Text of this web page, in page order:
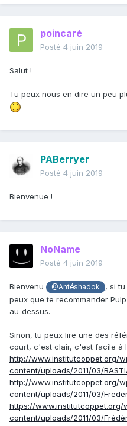
poincaré
Posté 4 juin 2019
Salut !
Tu peux nous en dire un peu
PABerryer
Posté 4 juin 2019
Bienvenue !
NoName
Posté 4 juin 2019
Bienvenu @Antéshadok
, si tu
peux que te recommander
au-dessus.
Sinon, tu peux lire une des
court, c'est clair, c'est facile à
http://www.institutcoppet.org/
content/uploads/2011/03/
http://www.institutcoppet.org/
content/uploads/2011/03/
https://www.institutcoppet.org/
content/uploads/2011/03/